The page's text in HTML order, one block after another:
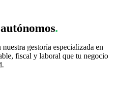
.
gestoría especializada en
fiscal y laboral que tu negocio